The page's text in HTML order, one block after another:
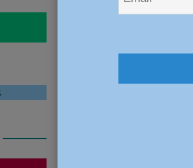
estremo e asili nido, Tagliaferri (FdI): “Verificare